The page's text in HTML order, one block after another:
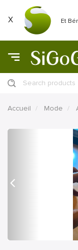
X
Et
Search products
Accueil Mode